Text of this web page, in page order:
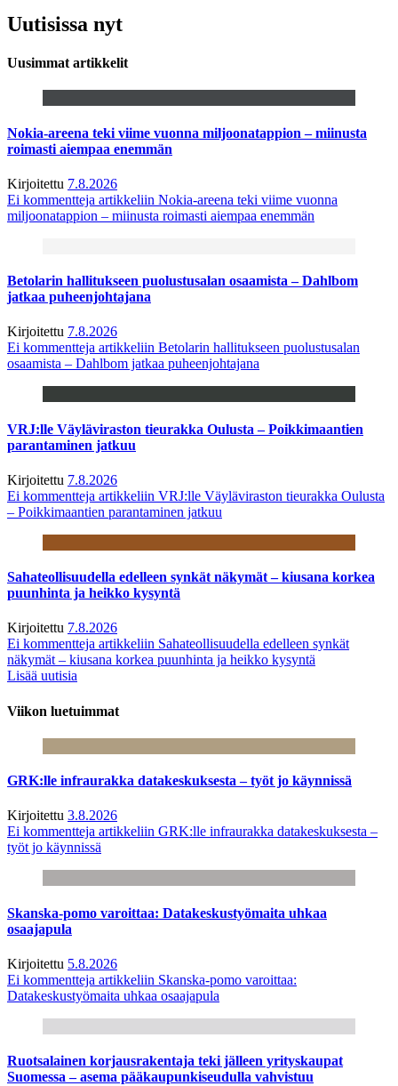
Uutisissa nyt
Uusimmat artikkelit
Nokia-areena teki viime vuonna miljoonatappion – miinusta
roimasti aiempaa enemmän
Kirjoitettu 7.8.2026
Ei kommentteja artikkeliin Nokia-areena teki viime vuonna
miljoonatappion – miinusta roimasti aiempaa enemmän
Betolarin hallitukseen puolustusalan osaamista – Dahlbom
jatkaa puheenjohtajana
Kirjoitettu 7.8.2026
Ei kommentteja artikkeliin Betolarin hallitukseen puolustusalan
osaamista – Dahlbom jatkaa puheenjohtajana
VRJ:lle Väyläviraston tieurakka Oulusta – Poikkimaantien
parantaminen jatkuu
Kirjoitettu 7.8.2026
Ei kommentteja artikkeliin VRJ:lle Väyläviraston tieurakka Oulusta
– Poikkimaantien parantaminen jatkuu
Sahateollisuudella edelleen synkät näkymät – kiusana korkea
puunhinta ja heikko kysyntä
Kirjoitettu 7.8.2026
Ei kommentteja artikkeliin Sahateollisuudella edelleen synkät
näkymät – kiusana korkea puunhinta ja heikko kysyntä
Lisää uutisia
Viikon luetuimmat
GRK:lle infraurakka datakeskuksesta – työt jo käynnissä
Kirjoitettu 3.8.2026
Ei kommentteja artikkeliin GRK:lle infraurakka datakeskuksesta –
työt jo käynnissä
Skanska-pomo varoittaa: Datakeskustyömaita uhkaa
osaajapula
Kirjoitettu 5.8.2026
Ei kommentteja artikkeliin Skanska-pomo varoittaa:
Datakeskustyömaita uhkaa osaajapula
Ruotsalainen korjausrakentaja teki jälleen yrityskaupat
Suomessa – asema pääkaupunkiseudulla vahvistuu